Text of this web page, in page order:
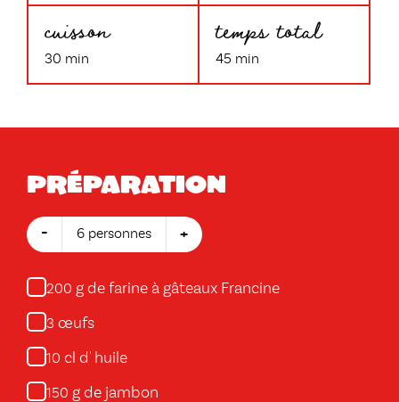
cuisson
30 min
temps total
45 min
Préparation
- 6 personnes +
200 g de farine à gâteaux Francine
3 œufs
10 cl d' huile
150 g de jambon